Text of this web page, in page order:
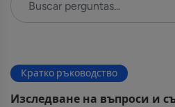
Кратко ръководство
Изследване на въпроси и